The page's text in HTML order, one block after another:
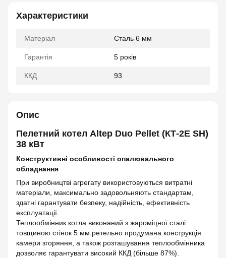
Характеристики
Матеріал Сталь 6 мм
Гарантія 5 років
ККД 93
Опис
Пелетний котел Altep Duo Pellet (КТ-2Е SH)
38 кВт
Конструктивні особливості опалювального
обладнання
При виробництві агрегату використовуються витратні
матеріали, максимально задовольняють стандартам,
здатні гарантувати безпеку, надійність, ефективність
експлуатації.
Теплообмінник котла виконаний з жароміцної сталі
товщиною стінок 5 мм.ретельно продумана конструкція
камери згоряння, а також розташування теплообмінника
дозволяє гарантувати високий ККД (більше 87%).